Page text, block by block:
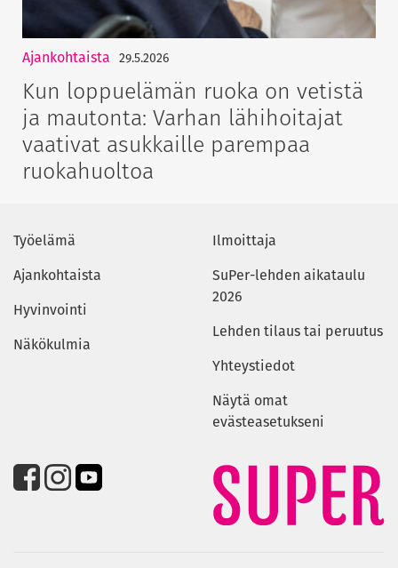
Ajankohtaista 29.5.2026
Kun loppuelämän ruoka on vetistä
ja mautonta: Varhan lähihoitajat
vaativat asukkaille parempaa
ruokahuoltoa
Työelämä
Ajankohtaista
Hyvinvointi
Näkökulmia
Ilmoittaja
SuPer-lehden aikataulu
2026
Lehden tilaus tai peruutus
Yhteystiedot
Näytä omat
evästeasetukseni